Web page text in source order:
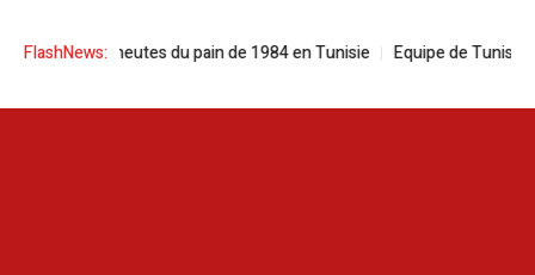
FlashNews:
les émeutes du pain de 1984 en Tunisie Equipe de Tunisie |